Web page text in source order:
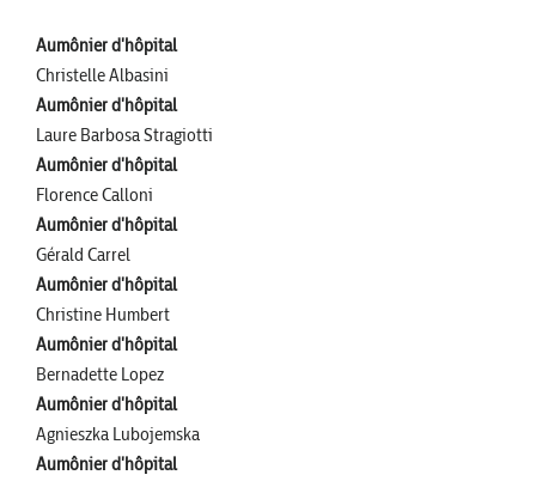
Aumônier d'hôpital
Christelle Albasini
Aumônier d'hôpital
Laure Barbosa Stragiotti
Aumônier d'hôpital
Florence Calloni
Aumônier d'hôpital
Gérald Carrel
Aumônier d'hôpital
Christine Humbert
Aumônier d'hôpital
Bernadette Lopez
Aumônier d'hôpital
Agnieszka Lubojemska
Aumônier d'hôpital